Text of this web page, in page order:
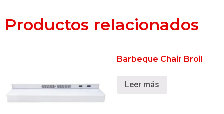
Productos relacionados
Barbeque Chair Broil
Leer más